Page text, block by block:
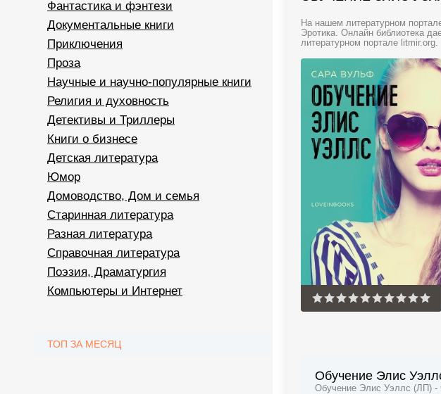
На нашем литературном
Эротика. Онлайн библиотека
литературном портале litmir.org.
Обучение Элис
Обучение Элис Уэллс (ЛП) -
Фантастика и фэнтези
Документальные книги
Приключения
Проза
Научные и научно-популярные книги
Религия и духовность
Детективы и Триллеры
Книги о бизнесе
Детская литература
Юмор
Домоводство, Дом и семья
Старинная литература
Разная литература
Справочная литература
Поэзия, Драматургия
Компьютеры и Интернет
ТОП ЗА МЕСЯЦ